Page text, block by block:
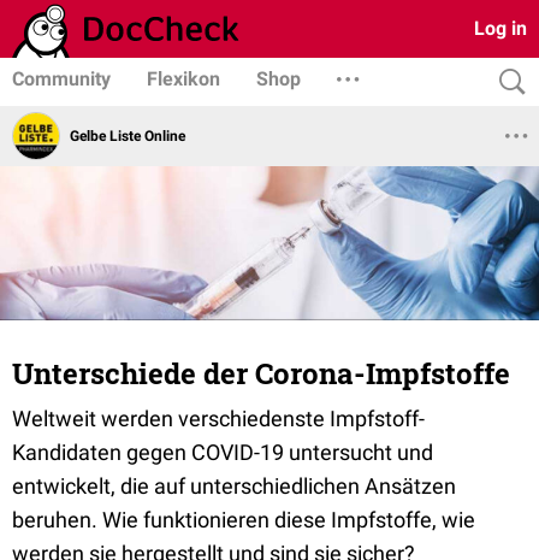
Log in
Community Flexikon Shop
Gelbe Liste Online
Unterschiede der Corona-Impfstoffe
Weltweit werden verschiedenste Impfstoff-
Kandidaten gegen COVID-19 untersucht und
entwickelt, die auf unterschiedlichen Ansätzen
beruhen. Wie funktionieren diese Impfstoffe, wie
werden sie hergestellt und sind sie sicher?